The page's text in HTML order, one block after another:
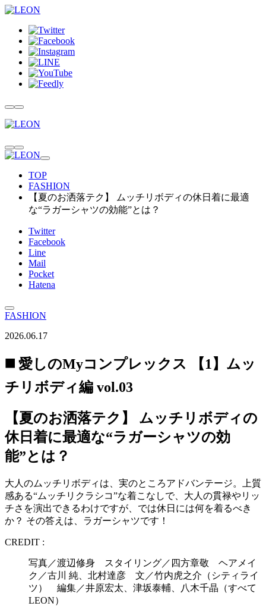
TOP
FASHION
【夏のお洒落テク】 ムッチリボディの休日着に最適
な“ラガーシャツの効能”とは？
Twitter
Facebook
Line
Mail
Pocket
Hatena
FASHION
2026.06.17
◼️ 愛しのMyコンプレックス 【1】ムッ
チリボディ編 vol.03
【夏のお洒落テク】 ムッチリボディの
休日着に最適な“ラガーシャツの効
能”とは？
大人のムッチリボディは、実のところアドバンテージ。上質
感ある“ムッチリクラシコ”な着こなしで、大人の貫禄やリッ
チさを演出できるわけですが、では休日には何を着るべき
か？ その答えは、ラガーシャツです！
CREDIT :
写真／渡辺修身 スタイリング／四方章敬 ヘアメイ
ク／古川 純、北村達彦 文／竹内虎之介（シティライ
ツ） 編集／井原宏太、津坂泰輔、八木千晶（すべて
LEON）